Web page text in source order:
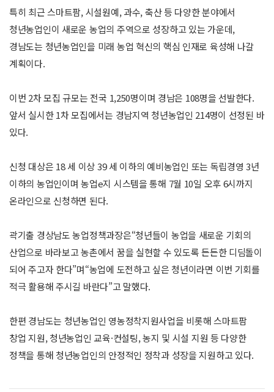
특히 최근 스마트팜, 시설원예, 과수, 축산 등 다양한 분야에서
청년농업인이 새로운 농업의 주역으로 성장하고 있는 가운데,
경남도는 청년농업인을 미래 농업 혁신의 핵심 인재로 육성해 나갈
계획이다.
이번 2차 모집 규모는 전국 1,250명이며 경남은 108명을 선발한다.
앞서 실시한 1차 모집에서는 경남지역 청년농업인 214명이 선정된 바
있다.
신청 대상은 18 세 이상 39 세 이하의 예비농업인 또는 독립경영 3년
이하의 농업인이며 농업e지 시스템을 통해 7월 10일 오후 6시까지
온라인으로 신청하면 된다.
곽기출 경상남도 농업정책과장은“청년들이 농업을 새로운 기회의
산업으로 바라보고 농촌에서 꿈을 실현할 수 있도록 든든한 디딤돌이
되어 주고자 한다”며“농업에 도전하고 싶은 청년이라면 이번 기회를
적극 활용해 주시길 바란다”고 말했다.
한편 경남도는 청년농업인 영농정착지원사업을 비롯해 스마트팜
창업 지원, 청년농업인 교육·컨설팅, 농지 및 시설 지원 등 다양한
정책을 통해 청년농업인의 안정적인 정착과 성장을 지원하고 있다.